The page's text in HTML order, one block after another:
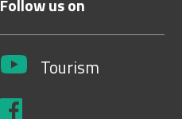
Tourism